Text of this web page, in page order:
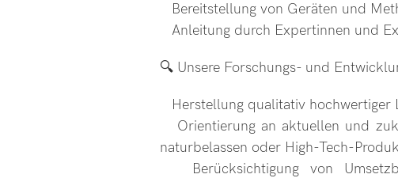
Bereitstellung von Geräten und
Anleitung durch Expertinnen und
🔍 Unsere Forschungs- und
Herstellung qualitativ hochwertiger
Orientierung an aktuellen und
naturbelassen oder High-Tech-
Berücksichtigung von